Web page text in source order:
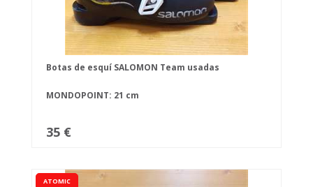
Botas de esquí SALOMON Team usadas
MONDOPOINT: 21 cm
35 €
ATOMIC